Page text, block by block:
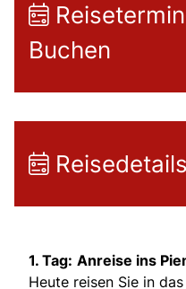
Buchen
1. Tag: Anreise ins
Heute reisen Sie in